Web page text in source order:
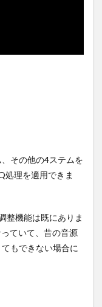
その他の4ステムを
処理を適用できま
整機能は既にありま
ていて、昔の音源
もできない場合に